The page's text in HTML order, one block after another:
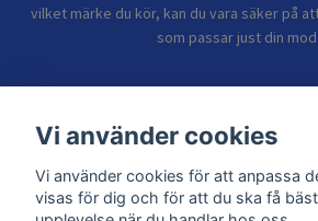
vilket märke du kör, kan du vara säker på
som passar just din
Sidor
Vi använder cookies
Vi använder cookies för att anpassa
visas för dig och för att du ska få